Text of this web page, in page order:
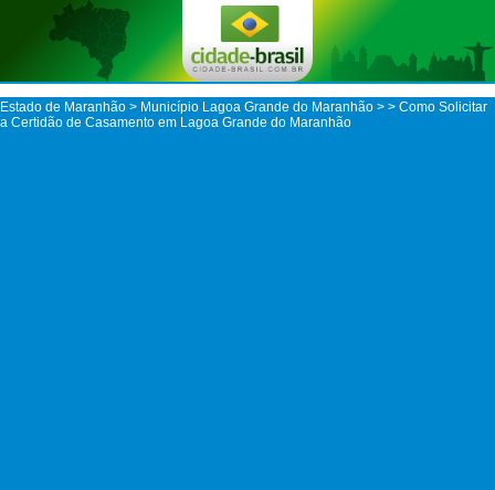
Estado de Maranhão > Município Lagoa Grande do Maranhão > > Como Solicitar
a Certidão de Casamento em Lagoa Grande do Maranhão